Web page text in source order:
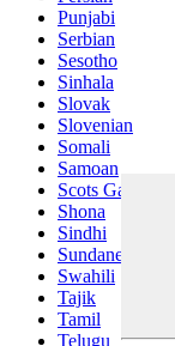
Punjabi
Serbian
Sesotho
Sinhala
Slovak
Slovenian
Somali
Samoan
Scots Gaelic
Shona
Sindhi
Sundanese
Swahili
Tajik
Tamil
Telugu